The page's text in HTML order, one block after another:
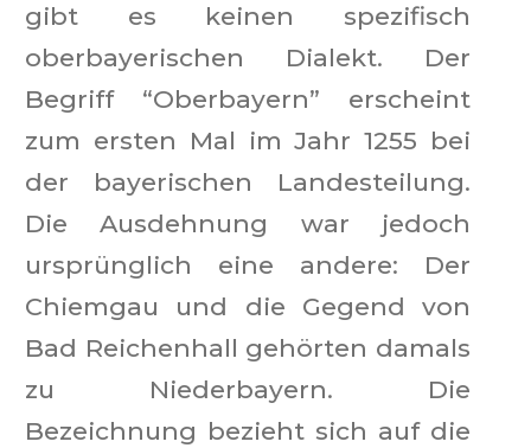
gibt es keinen spezifisch
oberbayerischen Dialekt. Der
Begriff “Oberbayern” erscheint
zum ersten Mal im Jahr 1255 bei
der bayerischen Landesteilung.
Die Ausdehnung war jedoch
ursprünglich eine andere: Der
Chiemgau und die Gegend von
Bad Reichenhall gehörten damals
zu Niederbayern. Die
Bezeichnung bezieht sich auf die